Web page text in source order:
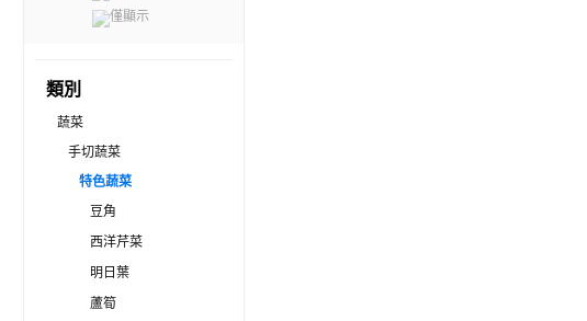
僅顯示
類別
蔬菜
手切蔬菜
特色蔬菜
豆角
西洋芹菜
明日葉
蘆筍